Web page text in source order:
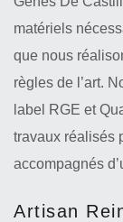
matériels
que nous
règles de l’art.
label RGE et
travaux réalisés
accompagnés
Artisan